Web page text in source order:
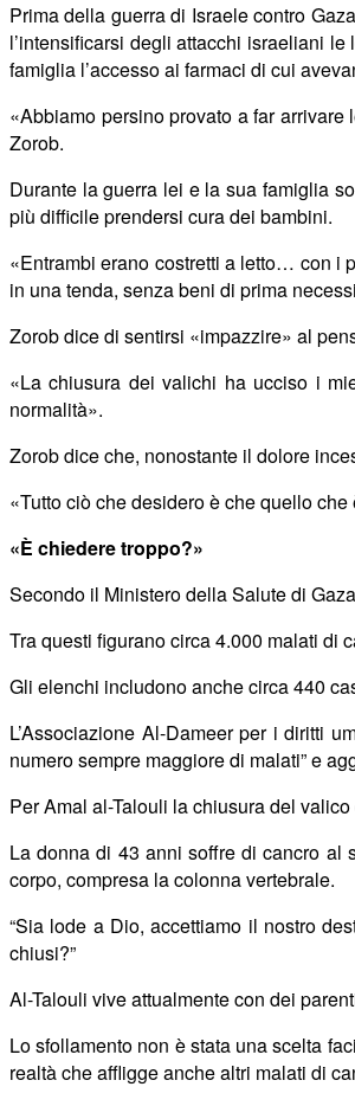
Prima della guerra di Israele contro
l’intensificarsi degli attacchi israeliani
famiglia l’accesso ai farmaci di cui
«Abbiamo persino provato a far
Zorob.
Durante la guerra lei e la sua famiglia
più difficile prendersi cura dei bambini.
«Entrambi erano costretti a letto… con i
in una tenda, senza beni di prima
Zorob dice di sentirsi «impazzire» al
«La chiusura dei valichi ha ucciso i
normalità».
Zorob dice che, nonostante il dolore
«Tutto ciò che desidero è che quello
«È chiedere troppo?»
Secondo il Ministero della Salute di
Tra questi figurano circa 4.000 malati di
Gli elenchi includono anche circa 440
L’Associazione Al-Dameer per i diritti
numero sempre maggiore di malati” e
Per Amal al-Talouli la chiusura del
La donna di 43 anni soffre di cancro al
corpo, compresa la colonna vertebrale.
“Sia lode a Dio, accettiamo il nostro
chiusi?”
Al-Talouli vive attualmente con dei
Lo sfollamento non è stata una scelta
realtà che affligge anche altri malati di